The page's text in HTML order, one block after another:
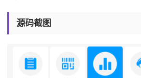
源码截图